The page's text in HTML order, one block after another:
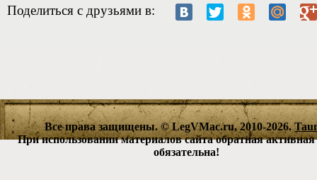
Поделиться с друзьями в:
Все права защищены. © LegVMac.ru, 2010-2026.
При использовании материалов сайта обратная
обязательна!